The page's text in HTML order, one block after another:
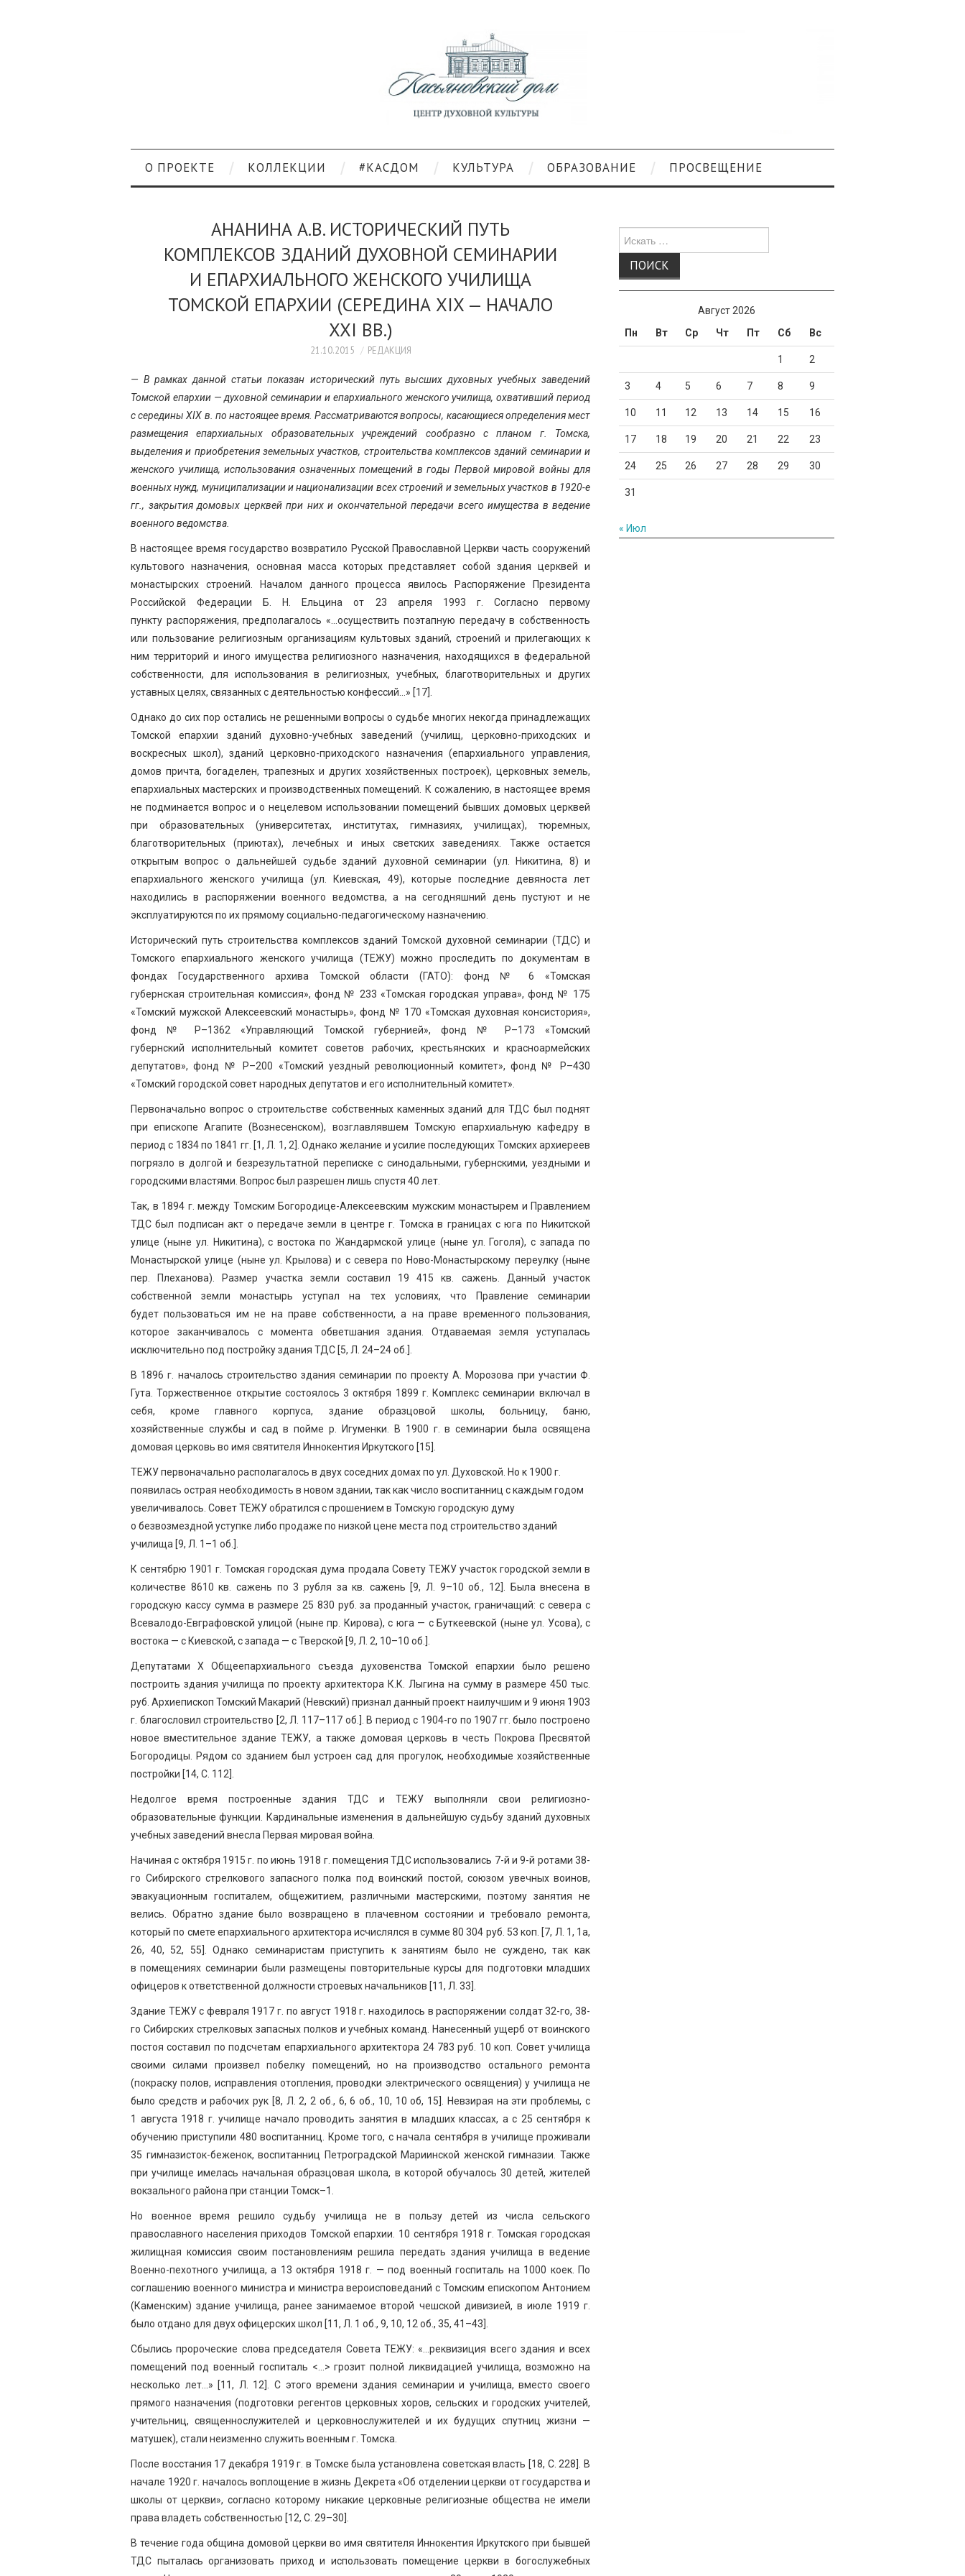
О ПРОЕКТЕ КОЛЛЕКЦИИ #КАСДОМ КУЛЬТУРА ОБРАЗОВАНИЕ ПРОСВЕЩЕНИЕ
АНАНИНА А.В. ИСТОРИЧЕСКИЙ ПУТЬ
КОМПЛЕКСОВ ЗДАНИЙ ДУХОВНОЙ СЕМИНАРИИ
И ЕПАРХИАЛЬНОГО ЖЕНСКОГО УЧИЛИЩА
ТОМСКОЙ ЕПАРХИИ (СЕРЕДИНА XIX — НАЧАЛО
XXI ВВ.)
21.10.2015 РЕДАКЦИЯ
— В рамках данной статьи показан исторический путь высших духовных учебных заведений
Томской епархии — духовной семинарии и епархиального женского училища, охвативший период
с середины XIX в. по настоящее время. Рассматриваются вопросы, касающиеся определения мест
размещения епархиальных образовательных учреждений сообразно с планом г. Томска,
выделения и приобретения земельных участков, строительства комплексов зданий семинарии и
женского училища, использования означенных помещений в годы Первой мировой войны для
военных нужд, муниципализации и национализации всех строений и земельных участков в 1920-е
гг., закрытия домовых церквей при них и окончательной передачи всего имущества в ведение
военного ведомства.
В настоящее время государство возвратило Русской Православной Церкви часть сооружений
культового назначения, основная масса которых представляет собой здания церквей и
монастырских строений. Началом данного процесса явилось Распоряжение Президента
Российской Федерации Б. Н. Ельцина от 23 апреля 1993 г. Согласно первому
пункту распоряжения, предполагалось «…осуществить поэтапную передачу в собственность
или пользование религиозным организациям культовых зданий, строений и прилегающих к
ним территорий и иного имущества религиозного назначения, находящихся в федеральной
собственности, для использования в религиозных, учебных, благотворительных и других
уставных целях, связанных с деятельностью конфессий…» [17].
Однако до сих пор остались не решенными вопросы о судьбе многих некогда принадлежащих
Томской епархии зданий духовно-учебных заведений (училищ, церковно-приходских и
воскресных школ), зданий церковно-приходского назначения (епархиального управления,
домов причта, богаделен, трапезных и других хозяйственных построек), церковных земель,
епархиальных мастерских и производственных помещений. К сожалению, в настоящее время
не подминается вопрос и о нецелевом использовании помещений бывших домовых церквей
при образовательных (университетах, институтах, гимназиях, училищах), тюремных,
благотворительных (приютах), лечебных и иных светских заведениях. Также остается
открытым вопрос о дальнейшей судьбе зданий духовной семинарии (ул. Никитина, 8) и
епархиального женского училища (ул. Киевская, 49), которые последние девяноста лет
находились в распоряжении военного ведомства, а на сегодняшний день пустуют и не
эксплуатируются по их прямому социально-педагогическому назначению.
Исторический путь строительства комплексов зданий Томской духовной семинарии (ТДС) и
Томского епархиального женского училища (ТЕЖУ) можно проследить по документам в
фондах Государственного архива Томской области (ГАТО): фонд № 6 «Томская
губернская строительная комиссия», фонд № 233 «Томская городская управа», фонд № 175
«Томский мужской Алексеевский монастырь», фонд № 170 «Томская духовная консистория»,
фонд № Р–1362 «Управляющий Томской губернией», фонд № Р–173 «Томский
губернский исполнительный комитет советов рабочих, крестьянских и красноармейских
депутатов», фонд № Р–200 «Томский уездный революционный комитет», фонд № Р–430
«Томский городской совет народных депутатов и его исполнительный комитет».
Первоначально вопрос о строительстве собственных каменных зданий для ТДС был поднят
при епископе Агапите (Вознесенском), возглавлявшем Томскую епархиальную кафедру в
период с 1834 по 1841 гг. [1, Л. 1, 2]. Однако желание и усилие последующих Томских архиереев
погрязло в долгой и безрезультатной переписке с синодальными, губернскими, уездными и
городскими властями. Вопрос был разрешен лишь спустя 40 лет.
Так, в 1894 г. между Томским Богородице-Алексеевским мужским монастырем и Правлением
ТДС был подписан акт о передаче земли в центре г. Томска в границах с юга по Никитской
улице (ныне ул. Никитина), с востока по Жандармской улице (ныне ул. Гоголя), с запада по
Монастырской улице (ныне ул. Крылова) и с севера по Ново-Монастырскому переулку (ныне
пер. Плеханова). Размер участка земли составил 19 415 кв. сажень. Данный участок
собственной земли монастырь уступал на тех условиях, что Правление семинарии
будет пользоваться им не на праве собственности, а на праве временного пользования,
которое заканчивалось с момента обветшания здания. Отдаваемая земля уступалась
исключительно под постройку здания ТДС [5, Л. 24–24 об.].
В 1896 г. началось строительство здания семинарии по проекту А. Морозова при участии Ф.
Гута. Торжественное открытие состоялось 3 октября 1899 г. Комплекс семинарии включал в
себя, кроме главного корпуса, здание образцовой школы, больницу, баню,
хозяйственные службы и сад в пойме р. Игуменки. В 1900 г. в семинарии была освящена
домовая церковь во имя святителя Иннокентия Иркутского [15].
ТЕЖУ первоначально располагалось в двух соседних домах по ул. Духовской. Но к 1900 г.
появилась острая необходимость в новом здании, так как число воспитанниц с каждым годом
увеличивалось. Совет ТЕЖУ обратился с прошением в Томскую городскую думу
о безвозмездной уступке либо продаже по низкой цене места под строительство зданий
училища [9, Л. 1–1 об.].
К сентябрю 1901 г. Томская городская дума продала Совету ТЕЖУ участок городской земли в
количестве 8610 кв. сажень по 3 рубля за кв. сажень [9, Л. 9–10 об., 12]. Была внесена в
городскую кассу сумма в размере 25 830 руб. за проданный участок, граничащий: с севера с
Всевалодо-Евграфовской улицой (ныне пр. Кирова), с юга — с Буткеевской (ныне ул. Усова), с
востока — с Киевской, с запада — с Тверской [9, Л. 2, 10–10 об.].
Депутатами X Общеепархиального съезда духовенства Томской епархии было решено
построить здания училища по проекту архитектора К.К. Лыгина на сумму в размере 450 тыс.
руб. Архиепископ Томский Макарий (Невский) признал данный проект наилучшим и 9 июня 1903
г. благословил строительство [2, Л. 117–117 об.]. В период с 1904-го по 1907 гг. было построено
новое вместительное здание ТЕЖУ, а также домовая церковь в честь Покрова Пресвятой
Богородицы. Рядом со зданием был устроен сад для прогулок, необходимые хозяйственные
постройки [14, С. 112].
Недолгое время построенные здания ТДС и ТЕЖУ выполняли свои религиозно-
образовательные функции. Кардинальные изменения в дальнейшую судьбу зданий духовных
учебных заведений внесла Первая мировая война.
Начиная с октября 1915 г. по июнь 1918 г. помещения ТДС использовались 7-й и 9-й ротами 38-
го Сибирского стрелкового запасного полка под воинский постой, союзом увечных воинов,
эвакуационным госпиталем, общежитием, различными мастерскими, поэтому занятия не
велись. Обратно здание было возвращено в плачевном состоянии и требовало ремонта,
который по смете епархиального архитектора исчислялся в сумме 80 304 руб. 53 коп. [7, Л. 1, 1а,
26, 40, 52, 55]. Однако семинаристам приступить к занятиям было не суждено, так как
в помещениях семинарии были размещены повторительные курсы для подготовки младших
офицеров к ответственной должности строевых начальников [11, Л. 33].
Здание ТЕЖУ с февраля 1917 г. по август 1918 г. находилось в распоряжении солдат 32-го, 38-
го Сибирских стрелковых запасных полков и учебных команд. Нанесенный ущерб от воинского
постоя составил по подсчетам епархиального архитектора 24 783 руб. 10 коп. Совет училища
своими силами произвел побелку помещений, но на производство остального ремонта
(покраску полов, исправления отопления, проводки электрического освящения) у училища не
было средств и рабочих рук [8, Л. 2, 2 об., 6, 6 об., 10, 10 об, 15]. Невзирая на эти проблемы, с
1 августа 1918 г. училище начало проводить занятия в младших классах, а с 25 сентября к
обучению приступили 480 воспитанниц. Кроме того, с начала сентября в училище проживали
35 гимназисток-беженок, воспитанниц Петроградской Мариинской женской гимназии. Также
при училище имелась начальная образцовая школа, в которой обучалось 30 детей, жителей
вокзального района при станции Томск–1.
Но военное время решило судьбу училища не в пользу детей из числа сельского
православного населения приходов Томской епархии. 10 сентября 1918 г. Томская городская
жилищная комиссия своим постановлениям решила передать здания училища в ведение
Военно-пехотного училища, а 13 октября 1918 г. — под военный госпиталь на 1000 коек. По
соглашению военного министра и министра вероисповеданий с Томским епископом Антонием
(Каменским) здание училища, ранее занимаемое второй чешской дивизией, в июле 1919 г.
было отдано для двух офицерских школ [11, Л. 1 об., 9, 10, 12 об., 35, 41–43].
Сбылись пророческие слова председателя Совета ТЕЖУ: «…реквизиция всего здания и всех
помещений под военный госпиталь <…> грозит полной ликвидацией училища, возможно на
несколько лет…» [11, Л. 12]. С этого времени здания семинарии и училища, вместо своего
прямого назначения (подготовки регентов церковных хоров, сельских и городских учителей,
учительниц, священнослужителей и церковнослужителей и их будущих спутниц жизни —
матушек), стали неизменно служить военным г. Томска.
После восстания 17 декабря 1919 г. в Томске была установлена советская власть [18, С. 228]. В
начале 1920 г. началось воплощение в жизнь Декрета «Об отделении церкви от государства и
школы от церкви», согласно которому никакие церковные религиозные общества не имели
права владеть собственностью [12, С. 29–30].
В течение года община домовой церкви во имя святителя Иннокентия Иркутского при бывшей
ТДС пыталась организовать приход и использовать помещение церкви в богослужебных
для:
Август 2026
Пн
Вт Ср Чт Пт Сб Вс
1 2
3 4 5 6 7 8 9
10 11 12 13 14 15 16
17 18 19 20 21 22 23
24 25 26 27 28 29 30
31
« Июл